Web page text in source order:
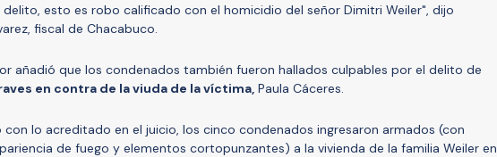
esto es robo calificado con el homicidio del señor Dimitri Weiler", dijo
fiscal de Chacabuco.
añadió que los condenados también fueron hallados culpables por el delito de
en contra de la viuda de la víctima, Paula Cáceres.
con lo acreditado en el juicio, los cinco condenados ingresaron armados (con
de fuego y elementos cortopunzantes) a la vivienda de la familia Weiler en